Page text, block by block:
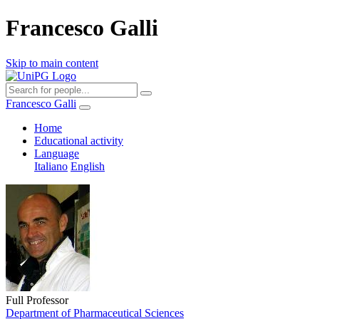
Francesco Galli
Skip to main content
Francesco Galli
Home
Educational activity
Language
Italiano English
Full Professor
Department of Pharmaceutical Sciences